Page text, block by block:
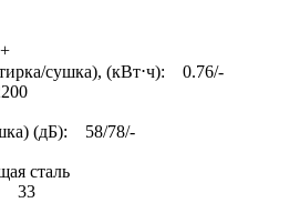
сушка), (кВт⋅ч): 0.76/-
(дБ): 58/78/-
сталь
33